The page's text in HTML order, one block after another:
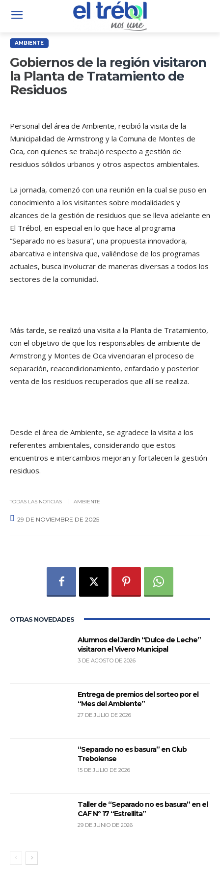
AMBIENTE
Gobiernos de la región visitaron
la Planta de Tratamiento de
Residuos
Personal del área de Ambiente, recibió la visita de la
Municipalidad de Armstrong y la Comuna de Montes de
Oca, con quienes se trabajó respecto a gestión de
residuos sólidos urbanos y otros aspectos ambientales.
La jornada, comenzó con una reunión en la cual se puso en
conocimiento a los visitantes sobre modalidades y
alcances de la gestión de residuos que se lleva adelante en
El Trébol, en especial en lo que hace al programa
“Separado no es basura”, una propuesta innovadora,
abarcativa e intensiva que, valiéndose de los programas
actuales, busca involucrar de maneras diversas a todos los
sectores de la comunidad.
Más tarde, se realizó una visita a la Planta de Tratamiento,
con el objetivo de que los responsables de ambiente de
Armstrong y Montes de Oca vivenciaran el proceso de
separación, reacondicionamiento, enfardado y posterior
venta de los residuos recuperados que allí se realiza.
Desde el área de Ambiente, se agradece la visita a los
referentes ambientales, considerando que estos
encuentros e intercambios mejoran y fortalecen la gestión
residuos.
TODAS LAS NOTICIAS AMBIENTE
29 DE NOVIEMBRE DE 2025
OTRAS NOVEDADES
Alumnos del Jardín “Dulce de Leche”
visitaron el Vivero Municipal
3 DE AGOSTO DE 2026
Entrega de premios del sorteo por el
“Mes del Ambiente”
27 DE JULIO DE 2026
“Separado no es basura” en Club
Trebolense
15 DE JULIO DE 2026
Taller de “Separado no es basura” en el
CAF Nº 17 “Estrellita”
29 DE JUNIO DE 2026